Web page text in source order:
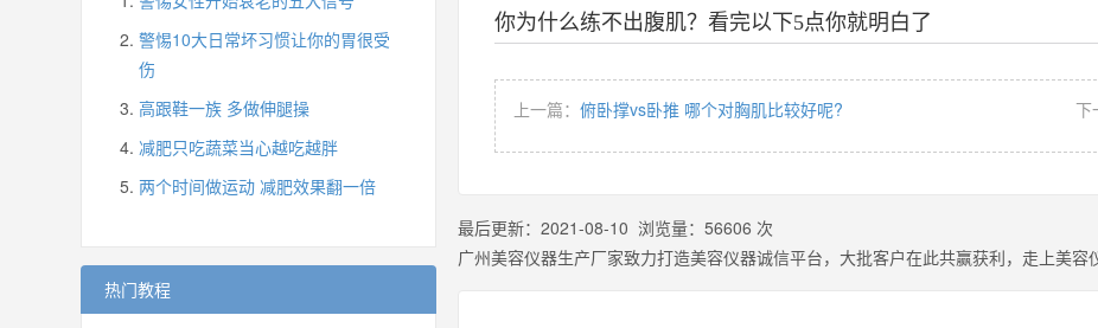
你为什么练不出腹肌？看完以下5点你就明白了
上一篇： 俯卧撑vs卧推 哪个对胸肌比较好呢? 下
最后更新： 2021-08-10 浏览量： 56606 次
广州美容仪器生产厂家致力打造美容仪器诚信平台，大批客户在此共赢获利，走上美容
警惕10大日常坏习惯让你的胃很受
伤
高跟鞋一族 多做伸腿操
减肥只吃蔬菜当心越吃越胖
两个时间做运动 减肥效果翻一倍
热门教程